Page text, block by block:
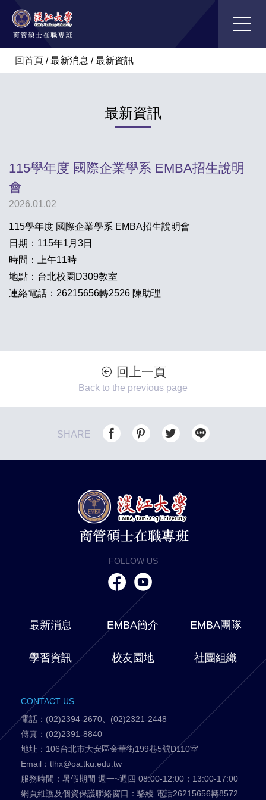
回首頁 /最新消息 /最新資訊
最新資訊
115學年度 國際企業學系 EMBA招生說明
會
2026.01.02
115學年度 國際企業學系 EMBA招生說明會
日期：115年1月3日
時間：上午11時
地點：台北校園D309教室
連絡電話：26215656轉2526 陳助理
回上一頁
Back to the previous page
SHARE
FOLLOW US
最新消息 EMBA簡介 EMBA團隊
學習資訊 校友園地 社團組織
CONTACT US
電話：(02)2394-2670、(02)2321-2448
傳真：(02)2391-8840
地址：106台北市大安區金華街199巷5號D110室
Email：tlhx@oa.tku.edu.tw
服務時間：暑假期間 週一~週四 08:00-12:00；13:00-17:00
網頁維護及個資保護聯絡窗口：駱綾 電話26215656轉8572